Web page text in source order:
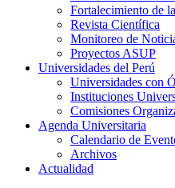
Fortalecimiento de
Revista Científica
Monitoreo de
Proyectos ASUP
Universidades del Perú
Universidades con
Instituciones
Comisiones
Agenda Universitaria
Calendario de
Archivos
Actualidad